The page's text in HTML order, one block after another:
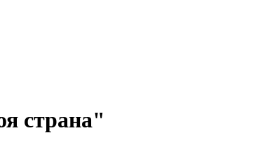
страна"